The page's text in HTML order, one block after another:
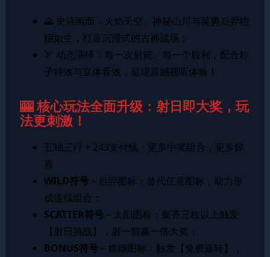
🌄 史诗画面：火焰天空、神秘山川与英勇后羿栩
栩如生，打造沉浸式的古神战场；
🏹 动态演绎：每一次射箭、每一个胜利，配合粒
子特效与立体音效，呈现震撼视听体验！
🎰 核心玩法全面升级：射日即大奖，玩
法更刺激！
五轴三行 + 243支付线：更多中奖组合，更多惊
喜
WILD符号– 后羿图标：替代任意图标，助力形
成连线组合；
SCATTER符号– 太阳图标：集齐三枚以上触发
【射日挑战】，射一箭赢一倍大奖；
BONUS符号– 嫦娥图标：触发【免费旋转】，